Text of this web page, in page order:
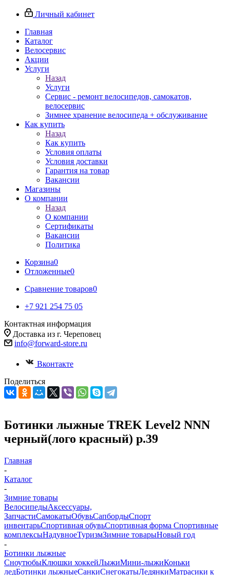
Личный кабинет
Главная
Каталог
Велосервис
Акции
Услуги
Назад
Услуги
Сервис - ремонт велосипедов, самокатов,
велосервис
Зимнее хранение велосипеда + обслуживание
Как купить
Назад
Как купить
Условия оплаты
Условия доставки
Гарантия на товар
Вакансии
Магазины
О компании
Назад
О компании
Сертификаты
Вакансии
Политика
Корзина0
Отложенные0
Сравнение товаров0
+7 921 254 75 05
Контактная информация
Доставка из г. Череповец
info@forward-store.ru
Вконтакте
Поделиться
Ботинки лыжные TREK Level2 NNN
черный(лого красный) р.39
Главная
-
Каталог
-
Зимние товары
ВелосипедыАксессуары,
ЗапчастиСамокатыОбувьСапбордыСпорт
инвентарьСпортивная обувьСпортивная форма Спортивные
комплексыНадувноеТуризмЗимние товарыНовый год
-
Ботинки лыжные
СноутюбыКлюшки хоккейЛыжиМини-лыжиКоньки
ледБотинки лыжныеСанкиСнегокатыЛедянкиМатрасики к